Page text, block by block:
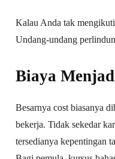
Kalau Anda tak
Undang-undang
Biaya
Besarnya cost biasanya
bekerja. Tidak sekedar
tersedianya kepentingan